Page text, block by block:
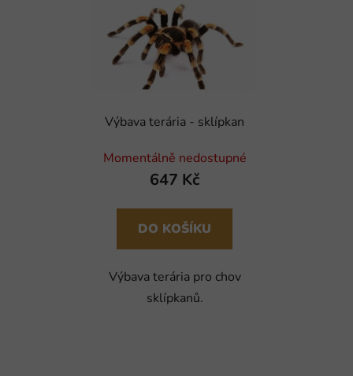
Výbava terária - sklípkan
Momentálně nedostupné
647 Kč
DO KOŠÍKU
Výbava terária pro chov
sklípkanů.